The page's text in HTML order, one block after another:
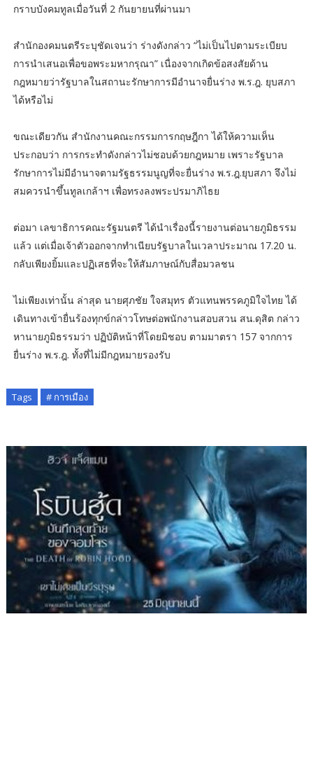
กราบบังคมทูลเมื่อวันที่ 2 กันยายนที่ผ่านมา
สำนักองคมนตรีระบุชัดเจนว่า ร่างดังกล่าว “ไม่เป็นไปตามระเบียบ
การนำเสนอเพื่อขอพระมหากรุณา” เนื่องจากเกิดข้อสงสัยด้าน
กฎหมายว่ารัฐบาลในสถานะรักษาการมีอำนาจยื่นร่าง พ.ร.ฎ. ยุบสภา
ได้หรือไม่
ขณะเดียวกัน สำนักงานคณะกรรมการกฤษฎีกา ได้ให้ความเห็น
ประกอบว่า การกระทำดังกล่าวไม่ชอบด้วยกฎหมาย เพราะรัฐบาล
รักษาการไม่มีอำนาจตามรัฐธรรมนูญที่จะยื่นร่าง พ.ร.ฎ.ยุบสภา จึงไม่
สมควรนำขึ้นทูลเกล้าฯ เพื่อทรงลงพระปรมาภิไธย
ต่อมา เลขาธิการคณะรัฐมนตรี ได้นำเรื่องนี้รายงานต่อนายภูมิธรรม
แล้ว แต่เมื่อเจ้าตัวออกจากทำเนียบรัฐบาลในเวลาประมาณ 17.20 น.
กลับเพียงยิ้มและปฏิเสธที่จะให้สัมภาษณ์กับสื่อมวลชน
ไม่เพียงเท่านั้น ล่าสุด นายศุภชัย ใจสมุทร ตัวแทนพรรคภูมิใจไทย ได้
เดินทางเข้ายื่นร้องทุกข์กล่าวโทษต่อพนักงานสอบสวน สน.ดุสิต กล่าว
หานายภูมิธรรมว่า ปฏิบัติหน้าที่โดยมิชอบ ตามมาตรา 157 จากการ
ยื่นร่าง พ.ร.ฎ. ทั้งที่ไม่มีกฎหมายรองรับ
Tags # การเมือง